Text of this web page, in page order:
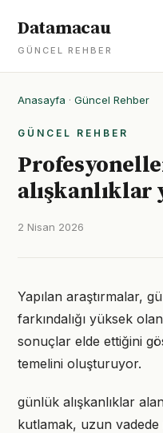
Datamacau
GÜNCEL REHBER
Anasayfa · Güncel Rehber
GÜNCEL REHBER
alışkanlıklar
2 Nisan 2026
Yapılan araştırmalar,
farkındalığı yüksek
sonuçlar elde ettiğini
temelini oluşturuyor.
günlük alışkanlıklar
kutlamak, uzun vadede